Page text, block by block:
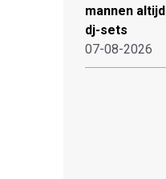
mannen
dj-sets
07-08-2026